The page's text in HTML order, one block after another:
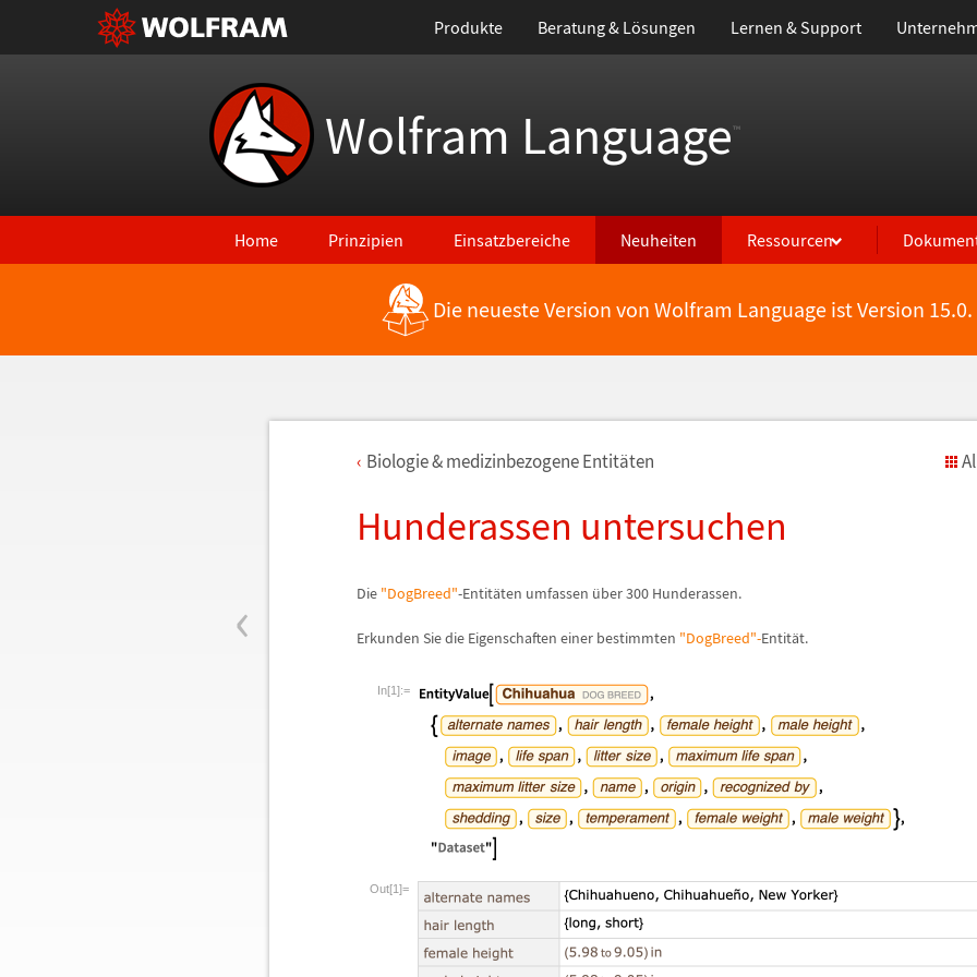
Produkte Beratung & Lösungen Lernen & Support
Wolfram Language™
Home Prinzipien Einsatzbereiche Neuheiten Ressourcen
Die neueste Version von Wolfram Language ist Version 15.0.
‹
Biologie & medizinbezogene Entitäten
Hunderassen untersuchen
Die "DogBreed"-Entitäten umfassen über 300 Hunderassen.
Erkunden Sie die Eigenschaften einer bestimmten "DogBreed"-Entität.
In[1]:=
Out[1]=